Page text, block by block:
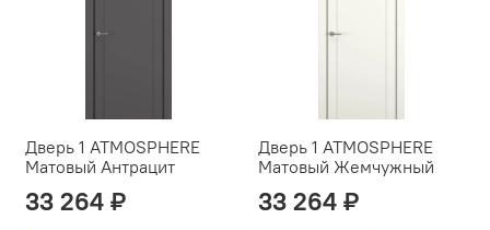
Дверь 1 ATMOSPHERE
Матовый Антрацит
33 264 ₽
Дверь 1 ATMOSPHERE
Матовый Жемчужный
33 264 ₽